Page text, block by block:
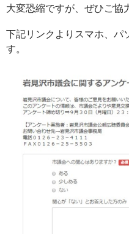
大変恐縮ですが、ぜひご協
下記リンクよりスマホ、パ
す。